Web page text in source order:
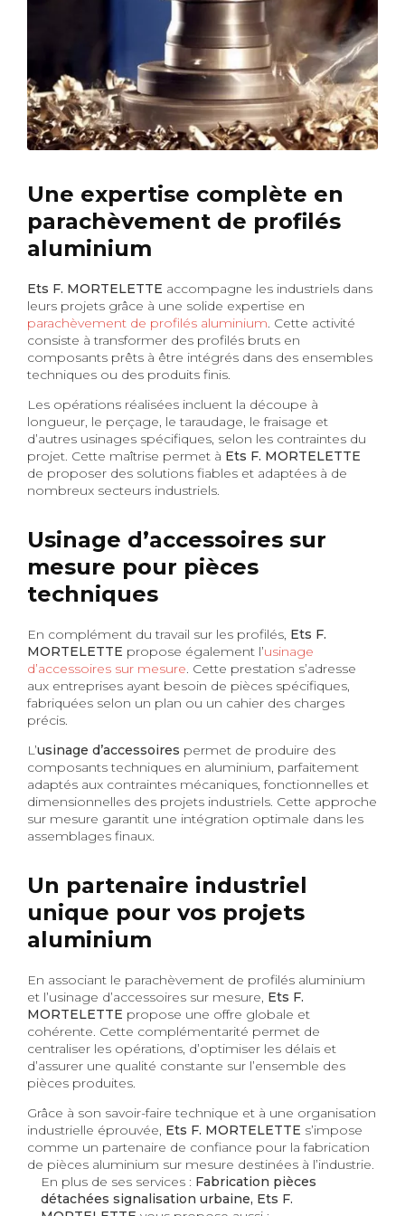
Une expertise complète en
parachèvement de profilés
aluminium
Ets F. MORTELETTE accompagne les industriels dans
leurs projets grâce à une solide expertise en
parachèvement de profilés aluminium. Cette activité
consiste à transformer des profilés bruts en
composants prêts à être intégrés dans des ensembles
techniques ou des produits finis.
Les opérations réalisées incluent la découpe à
longueur, le perçage, le taraudage, le fraisage et
d’autres usinages spécifiques, selon les contraintes du
projet. Cette maîtrise permet à Ets F. MORTELETTE
de proposer des solutions fiables et adaptées à de
nombreux secteurs industriels.
Usinage d’accessoires sur
mesure pour pièces
techniques
En complément du travail sur les profilés, Ets F.
MORTELETTE propose également l’usinage
d’accessoires sur mesure. Cette prestation s’adresse
aux entreprises ayant besoin de pièces spécifiques,
fabriquées selon un plan ou un cahier des charges
précis.
L’usinage d’accessoires permet de produire des
composants techniques en aluminium, parfaitement
adaptés aux contraintes mécaniques, fonctionnelles et
dimensionnelles des projets industriels. Cette approche
sur mesure garantit une intégration optimale dans les
assemblages finaux.
Un partenaire industriel
unique pour vos projets
aluminium
En associant le parachèvement de profilés aluminium
et l’usinage d’accessoires sur mesure, Ets F.
MORTELETTE propose une offre globale et
cohérente. Cette complémentarité permet de
centraliser les opérations, d’optimiser les délais et
d’assurer une qualité constante sur l’ensemble des
pièces produites.
Grâce à son savoir-faire technique et à une organisation
industrielle éprouvée, Ets F. MORTELETTE s’impose
comme un partenaire de confiance pour la fabrication
de pièces aluminium sur mesure destinées à l’industrie.
En plus de ses services : Fabrication pièces
détachées signalisation urbaine, Ets F.